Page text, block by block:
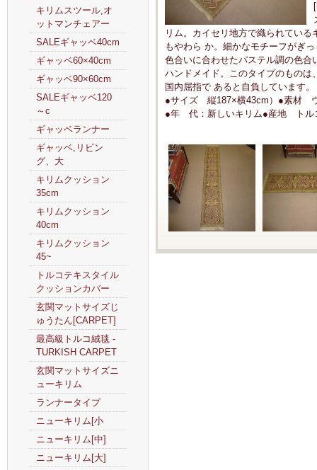
キリムスツール,オ
ットマンチェアー
SALEギャッベ40cm
ギャッベ60×40cm
ギャッベ90×60cm
SALEギャッベ120
～c
ギャッベランナー
ギャッベ,リビン
グ、大
キリムクッション
35cm
キリムクッション
40cm
キリムクッション
45~
トルコテキスタイル
クッションカバー
玄関マットサイズじ
ゅうたん[CARPET]
最高級トルコ絨毯 -
TURKISH CARPET
玄関マットサイズニ
ューキリム
ランナータイプ
ニューキリム[小
ニューキリム[中]
ニューキリム[大]
リム。カイセリ地方で織られてい
もやわら か。細かなモチーフがぎ
色合いに合わせたパステル調の色
ハンドメイド。このタイプのもの
国内屈指で あると自負しています。
●サイズ 縦187×横43cm）●素材
●年 代：新しいキリム●産地 トル